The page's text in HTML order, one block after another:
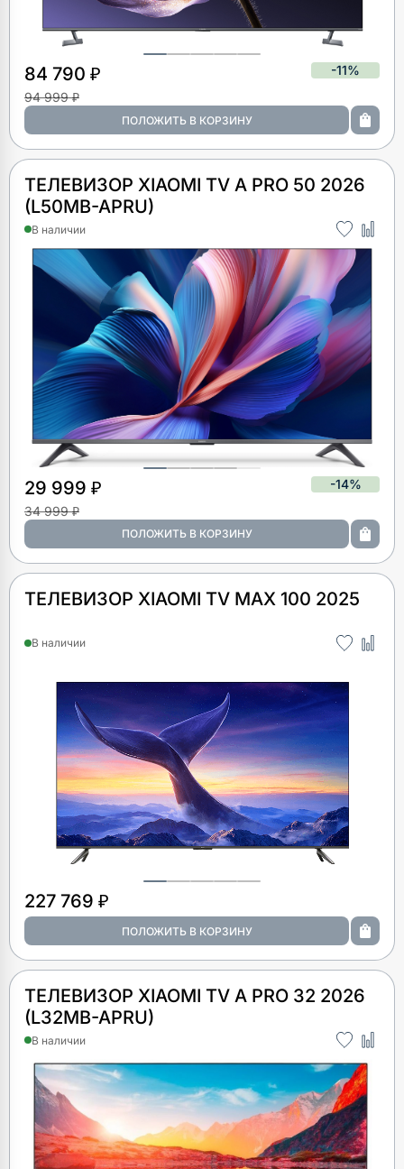
84 790 ₽
-11%
94 999 ₽
ТЕЛЕВИЗОР XIAOMI TV A PRO 50 2026
(L50MB-APRU)
В наличии
29 999 ₽
-14%
34 999 ₽
ТЕЛЕВИЗОР XIAOMI TV MAX 100 2025
В наличии
227 769 ₽
ТЕЛЕВИЗОР XIAOMI TV A PRO 32 2026
(L32MB-APRU)
В наличии